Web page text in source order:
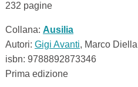
232 pagine
Collana: Ausilia
Autori: Gigi Avanti, Marco Diella
isbn: 9788892873346
Prima edizione